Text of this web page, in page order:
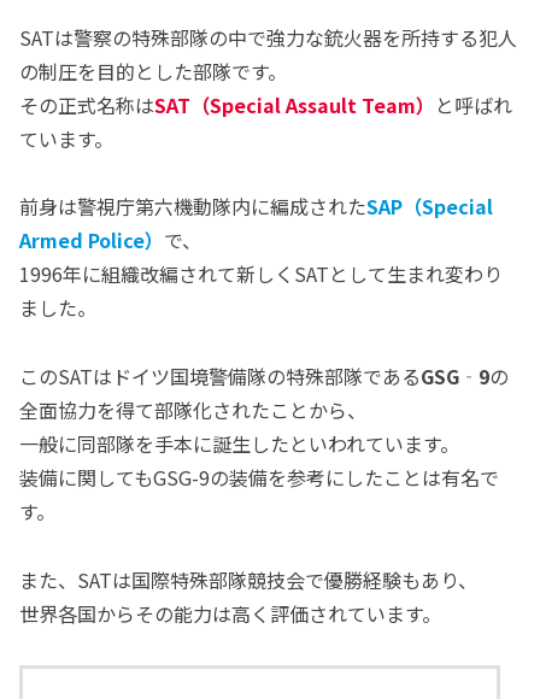
SATは警察の特殊部隊の中で強力な銃火器を所持する犯人
の制圧を目的とした部隊です。
その正式名称はSAT（Special Assault Team） と呼ばれ
ています。
前身は警視庁第六機動隊内に編成されたSAP（Special
Armed Police） で、
1996年に組織改編されて新しくSATとして生まれ変わり
ました。
このSATはドイツ国境警備隊の特殊部隊であるGSG‐9の
全面協力を得て部隊化されたことから、
一般に同部隊を手本に誕生したといわれています。
装備に関してもGSG-9の装備を参考にしたことは有名で
す。
また、SATは国際特殊部隊競技会で優勝経験もあり、
世界各国からその能力は高く評価されています。